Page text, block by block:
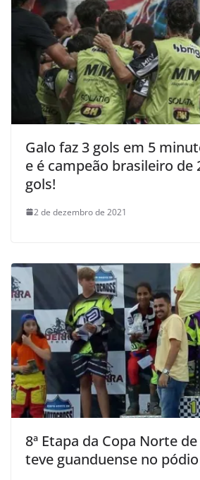
Galo faz 3 gols em 5
e é campeão brasileiro de
gols!
2 de dezembro de 2021
8ª Etapa da Copa Norte
teve guanduense no pódio